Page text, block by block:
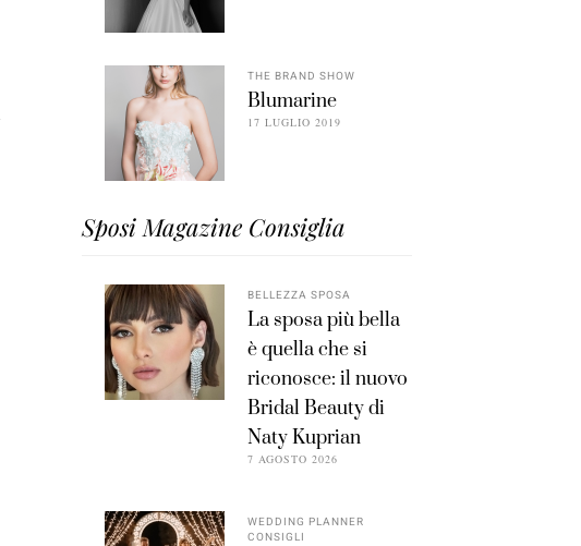
THE BRAND SHOW
Blumarine
17 LUGLIO 2019
Sposi Magazine Consiglia
BELLEZZA SPOSA
La sposa più bella
è quella che si
riconosce: il nuovo
Bridal Beauty di
Naty Kuprian
7 AGOSTO 2026
WEDDING PLANNER
CONSIGLI